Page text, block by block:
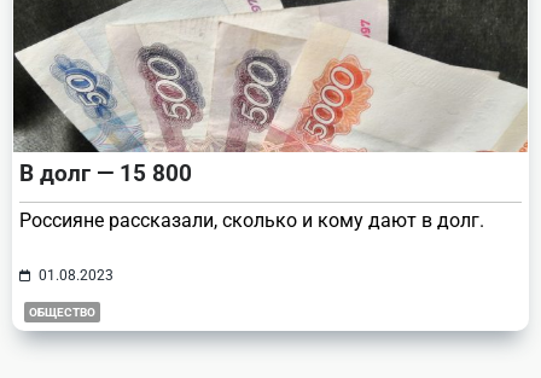
В долг — 15 800
Россияне рассказали, сколько и кому дают в долг.
01.08.2023
ОБЩЕСТВО